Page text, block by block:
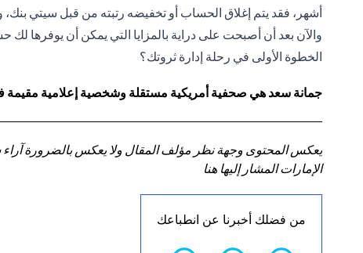
أشهر، فقد يتم إغلاق الحساب أو تخفيضه رتبته من قبل سيتي بنك،
والآن بعد أن أصبحت على دراية بالمزايا التي يمكن أن يوفرها
الخطوة الأولى في رحلة إدارة ثروتك؟
جمانة سعد هي صحفية أمريكية مستقلة وشخصية إعلامية مقيمة في
يعكس المحتوى وجهة نظر مؤلف المقال ولا يعكس بالضرورة آراء
الإمارات المشار إليها هنا
من فضلك أخبرنا عن انطباعك